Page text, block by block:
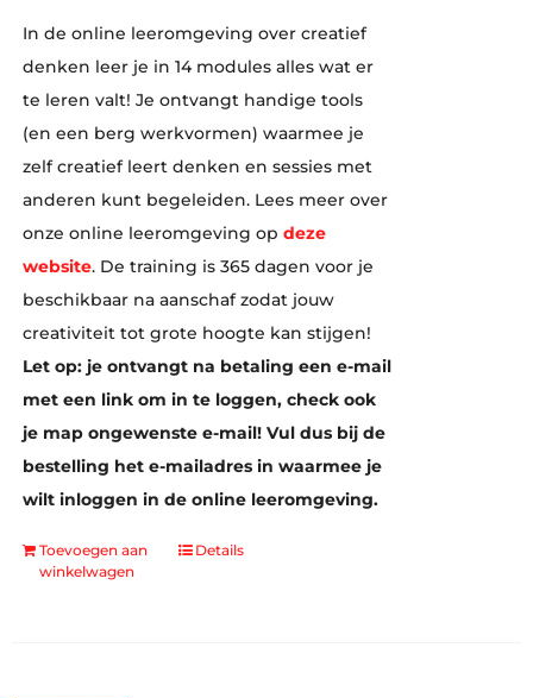
In de online leeromgeving over creatief
denken leer je in 14 modules alles wat er
te leren valt! Je ontvangt handige tools
(en een berg werkvormen) waarmee je
zelf creatief leert denken en sessies met
anderen kunt begeleiden. Lees meer over
onze online leeromgeving op deze
website. De training is 365 dagen voor je
beschikbaar na aanschaf zodat jouw
creativiteit tot grote hoogte kan stijgen!
Let op: je ontvangt na betaling een e-mail
met een link om in te loggen, check ook
je map ongewenste e-mail! Vul dus bij de
bestelling het e-mailadres in waarmee je
wilt inloggen in de online leeromgeving.
Toevoegen aan
winkelwagen
Details